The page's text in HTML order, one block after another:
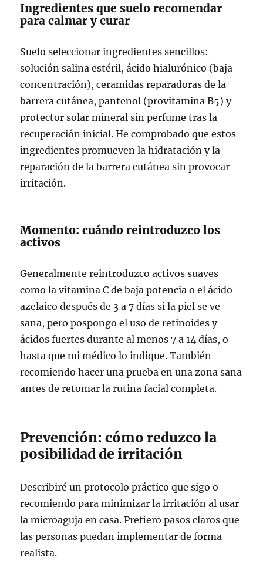
Ingredientes que suelo recomendar
para calmar y curar
Suelo seleccionar ingredientes sencillos:
solución salina estéril, ácido hialurónico (baja
concentración), ceramidas reparadoras de la
barrera cutánea, pantenol (provitamina B5) y
protector solar mineral sin perfume tras la
recuperación inicial. He comprobado que estos
ingredientes promueven la hidratación y la
reparación de la barrera cutánea sin provocar
irritación.
Momento: cuándo reintroduzco los
activos
Generalmente reintroduzco activos suaves
como la vitamina C de baja potencia o el ácido
azelaico después de 3 a 7 días si la piel se ve
sana, pero pospongo el uso de retinoides y
ácidos fuertes durante al menos 7 a 14 días, o
hasta que mi médico lo indique. También
recomiendo hacer una prueba en una zona sana
antes de retomar la rutina facial completa.
Prevención: cómo reduzco la
posibilidad de irritación
Describiré un protocolo práctico que sigo o
recomiendo para minimizar la irritación al usar
la microaguja en casa. Prefiero pasos claros que
las personas puedan implementar de forma
realista.